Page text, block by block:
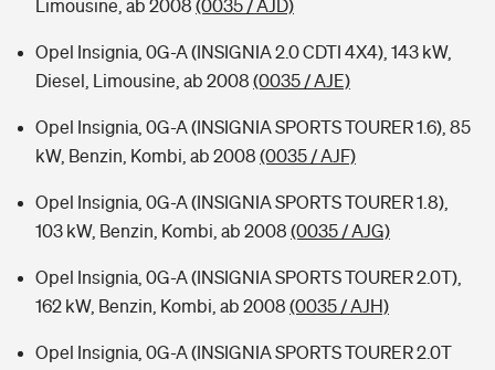
Limousine, ab 2008 (0035 / AJD)
Opel Insignia, 0G-A (INSIGNIA 2.0 CDTI 4X4), 143 kW,
Diesel, Limousine, ab 2008 (0035 / AJE)
Opel Insignia, 0G-A (INSIGNIA SPORTS TOURER 1.6), 85
kW, Benzin, Kombi, ab 2008 (0035 / AJF)
Opel Insignia, 0G-A (INSIGNIA SPORTS TOURER 1.8),
103 kW, Benzin, Kombi, ab 2008 (0035 / AJG)
Opel Insignia, 0G-A (INSIGNIA SPORTS TOURER 2.0T),
162 kW, Benzin, Kombi, ab 2008 (0035 / AJH)
Opel Insignia, 0G-A (INSIGNIA SPORTS TOURER 2.0T